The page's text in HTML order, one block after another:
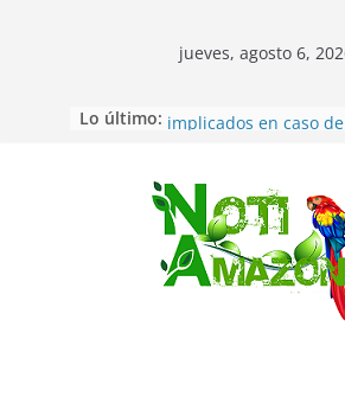
Saltar
jueves, agosto 6,
Lo último: Sentencian a 34 años
Vozinha, el arquero
cabo Verde, ya llegó
incorporarse a Colo
Pastaza: la parroquia
Agosto eligió a su
La “deuda de sueño”: